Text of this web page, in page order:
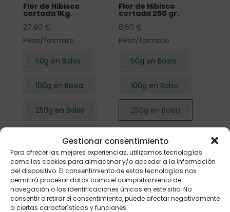
Gestionar consentimiento
Para ofrecer las mejores experiencias, utilizamos tecnologías
como las cookies para almacenar y/o acceder a la información
del dispositivo. El consentimiento de estas tecnologías nos
permitirá procesar datos como el comportamiento de
navegación o las identificaciones únicas en este sitio. No
consentir o retirar el consentimiento, puede afectar negativamente
a ciertas características y funciones.
Flor de Hibisco
cortada 1Kg.
27,90 €
Peso/formato
50g en Bolsa
100g en Bolsa
250g en Bolsa
1kg en Bolsa
Flor de Hibisco
cortada 250 gr.
8,60 €
Peso/formato
50g en Bolsa
100g en Bolsa
250g en Bolsa
1kg en Bolsa